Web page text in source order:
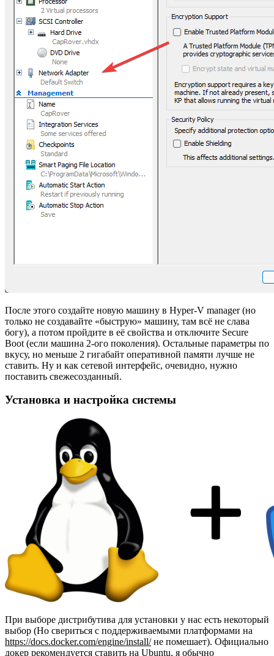
После этого создайте новую машину в Hyper-V manager (но
только не создавайте «быструю» машину, там всё не слава
богу), а потом пройдите в её свойства и отключите Secure
Boot (если машина 2-ого поколения). Остальные параметры по
вкусу, но меньше 2 гигабайт оперативной памяти лучше не
ставить. Ну и как сетевой интерфейс, очевидно, нужно
поставить свежесозданный.
Установка и настройка системы
При выборе дистрибутива для установки у нас есть некоторый
выбор (Но свериться с поддерживаемыми платформами на
https://docs.docker.com/engine/install/не помешает). Официально
докер рекомендуется ставить на Ubuntu, я обычно